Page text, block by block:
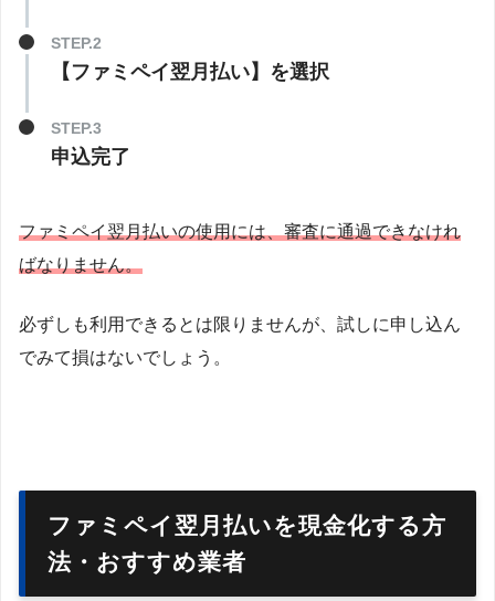
STEP.2
【ファミペイ翌月払い】を選択
STEP.3
申込完了
ファミペイ翌月払いの使用には、審査に通過できなけれ
ばなりません。
必ずしも利用できるとは限りませんが、試しに申し込ん
でみて損はないでしょう。
ファミペイ翌月払いを現金化する方
法・おすすめ業者